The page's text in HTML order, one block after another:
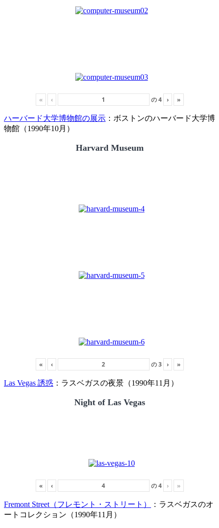
« ‹ の4 › »
ハーバード大学博物館の展示 ：ボストンのハーバード大学博
物館（1990年10月）
Harvard Museum
« ‹ の3 › »
Las Vegas 誘惑 ：ラスベガスの夜景（1990年11月）
Night of Las Vegas
« ‹ の4 › »
Fremont Street（フレモント・ストリート）
：ラスベガスのオ
ートコレクション（1990年11月）